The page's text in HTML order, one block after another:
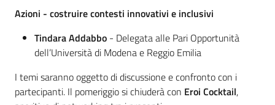
Azioni - costruire contesti innovativi e inclusivi
Tindara Addabbo - Delegata alle Pari Opportunità
dell’Università di Modena e Reggio Emilia
I temi saranno oggetto di discussione e confronto con i
partecipanti. Il pomeriggio si chiuderà con Eroi Cocktail,